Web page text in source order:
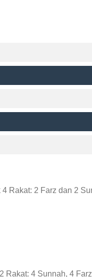
Rakat: 2 Farz dan 2
Rakat: 4 Sunnah, 4